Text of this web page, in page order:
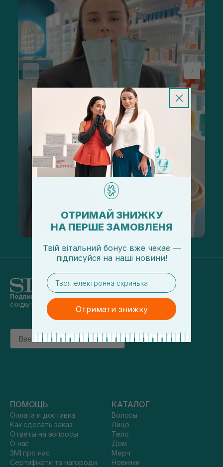
Подпишись на наши новостии получай
скидку 5% на первый заказ
Email
підписатись
ПОМОЩЬ
Оплата и доставка
Как сделать заказ
Ответы на вопросы
О нас
ЗМІ про нас
Сертифікати та нагороди
КАТАЛОГ
Волосы
Лицо
Тело
Дом
Мерч
Новинки
ОТРИМАЙ ЗНИЖКУ
НА ПЕРШЕ ЗАМОВЛЕНЯ
Твій вітальний бонус вже чекає —
підписуйся на наші новини!
email
Отримати знижку